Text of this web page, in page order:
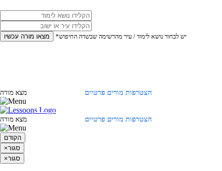
מצאו מורה עכשיו *יש לבחור נושא לימוד / עיר מהרשימה שבשדה החיפוש
הצטרפות מורים פרטיים מצא מורה
הצטרפות מורים פרטיים מצא מורה
הקודם
×סגור
×סגור